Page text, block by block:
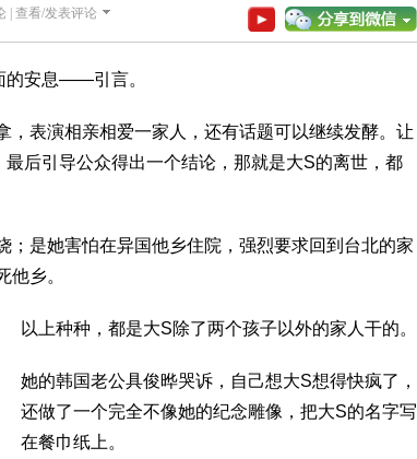
| 查看/发表评论
的安息——引言。
，表演相亲相爱一家人，还有话题可以继续发酵。让
后引导公众得出一个结论，那就是大S的离世，都
；是她害怕在异国他乡住院，强烈要求回到台北的家
他乡。
以上种种，都是大S除了两个孩子以外的家人干的。
她的韩国老公具俊晔哭诉，自己想大S想得快疯了，
还做了一个完全不像她的纪念雕像，把大S的名字写
在餐巾纸上。